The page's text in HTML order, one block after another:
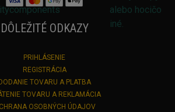
DÔLEŽITÉ ODKAZY
PRIHLÁSENIE
REGISTRÁCIA
DODANIE TOVARU A PLATBA
TOVARU A REKLAMÁCIA
OSOBNÝCH ÚDAJOV